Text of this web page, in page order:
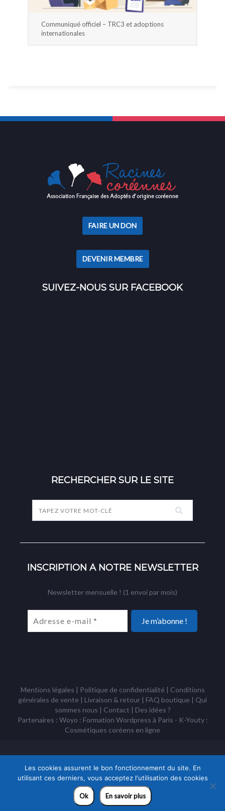
Communiqué officiel – TRC3 et adoptions
internationales
FAIRE UN DON
DEVENIR MEMBRE
SUIVEZ-NOUS SUR FACEBOOK
RECHERCHER SUR LE SITE
INSCRIPTION À NOTRE NEWSLETTER
Newsletter mensuelle ! (1 envoi par mois)
Mentions légales | Politique de confidentialité | Conditions
générales de vente | Livraison & retour | FAQ boutique | Qui
sommes nous | Contact | Des idées ?
Partenaires : Woyo : Formation Wordpress à Paris - K-Youty :
Cosmétiques coréens en ligne
Association à but non lucratif loi 1901
Les cookies assurent le bon fonctionnement du site. En
utilisant ces derniers, vous acceptez l'utilisation des cookies
Ok En savoir plus